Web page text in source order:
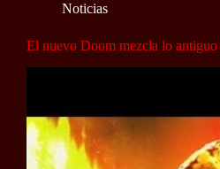
Noticias
El nuevo Doom mezcla lo